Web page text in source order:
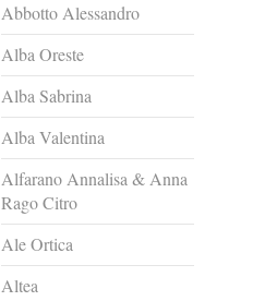
Abbotto Alessandro
Alba Oreste
Alba Sabrina
Alba Valentina
Alfarano Annalisa & Anna
Rago Citro
Ale Ortica
Altea